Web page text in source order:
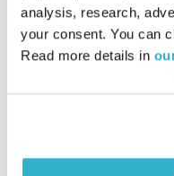
analysis, research,
your consent. You can
Read more details in
את העולם ובוחר להנציח